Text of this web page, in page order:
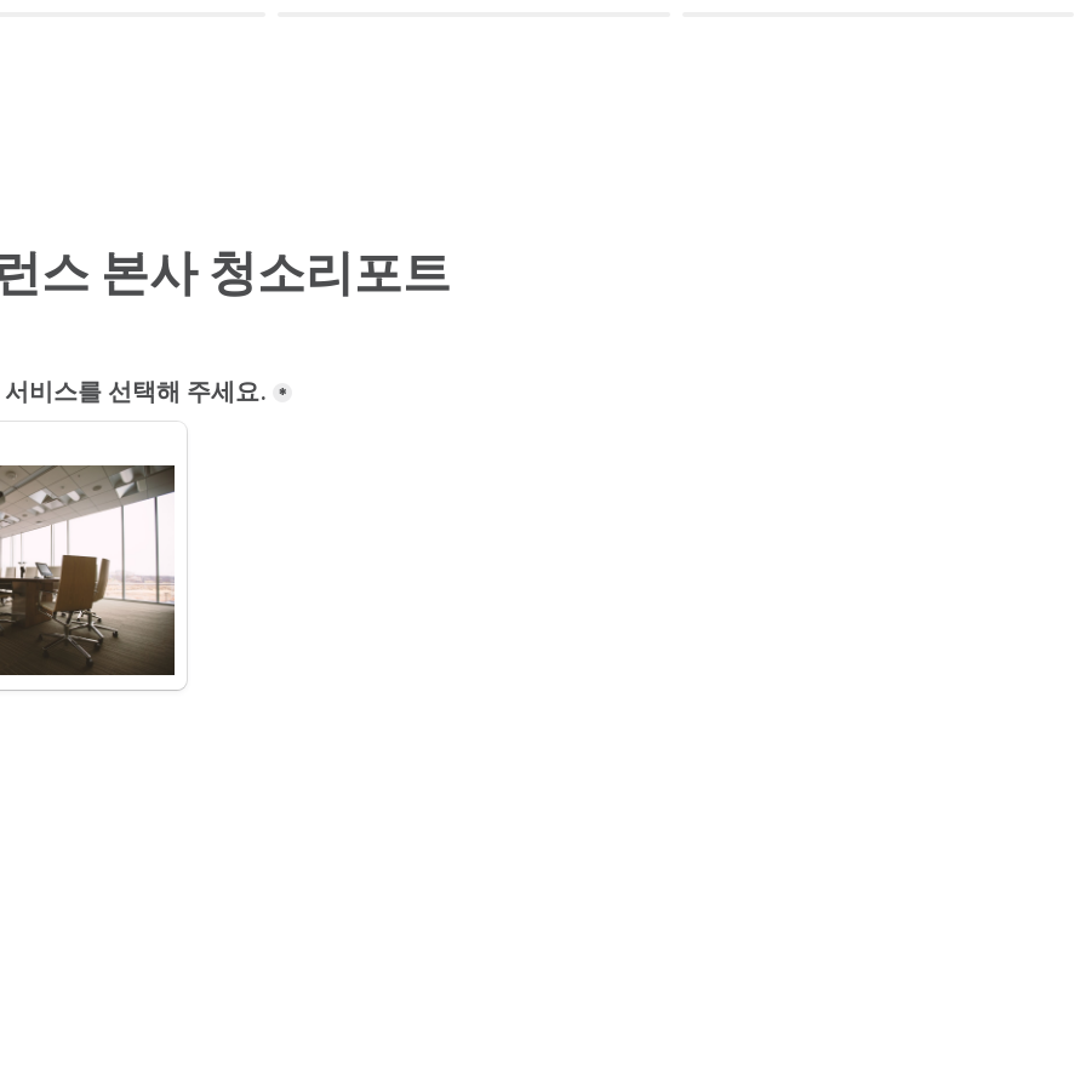
스 본사 청소리포트
비스를 선택해 주세요. *